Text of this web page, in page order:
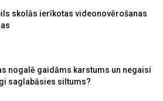
skolās ierīkotas videonovērošanas
nogalē gaidāms karstums un negaisi
saglabāsies siltums?